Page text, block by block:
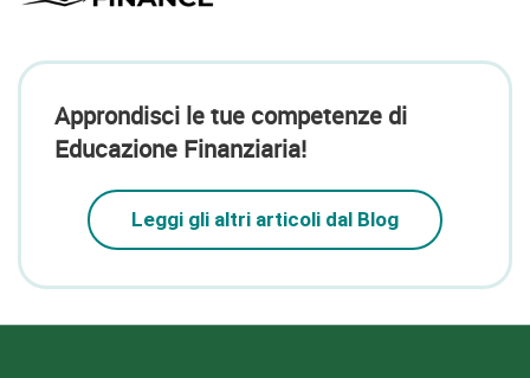
Approndisci le tue competenze di
Educazione Finanziaria!
Leggi gli altri articoli dal Blog